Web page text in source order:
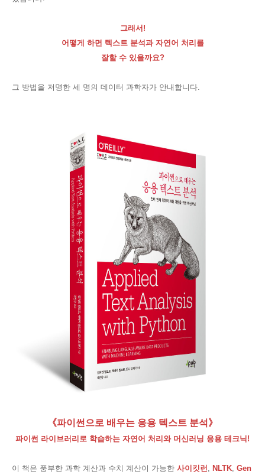
그래서!
어떻게 하면 텍스트 분석과 자연어 처리를
잘할 수 있을까요?
그 방법을 저명한 세 명의 데이터 과학자가 안내합니다.
《파이썬으로 배우는 응용 텍스트 분석 》
파이썬 라이브러리로 학습하는 자연어 처리와 머신러닝 응용 테크닉!
이 책은 풍부한 과학 계산과 수치 계산이 가능한 사이킷런, NLTK, Gen